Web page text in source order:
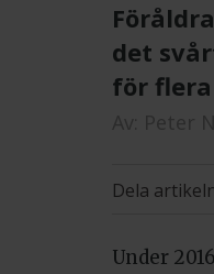
det
för
Dela
Under